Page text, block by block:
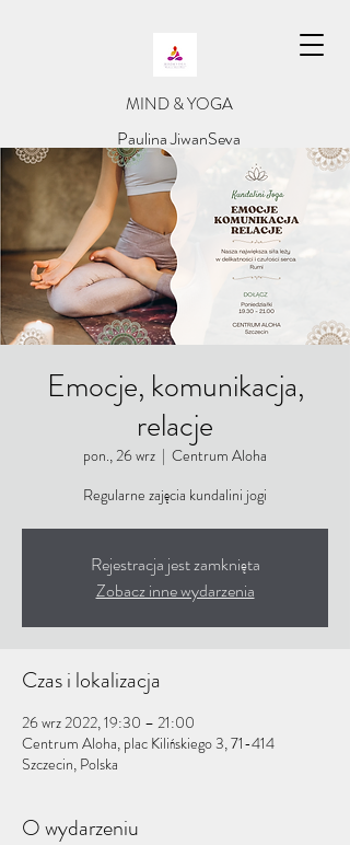
​MIND & YOGA
​Paulina JiwanSeva
Emocje, komunikacja,
relacje
pon., 26 wrz
  |
Centrum Aloha
Regularne zajęcia kundalini jogi
Rejestracja jest zamknięta
Zobacz inne wydarzenia
Czas i lokalizacja
26 wrz 2022, 19:30 – 21:00
Centrum Aloha, plac Kilińskiego 3, 71-414
Szczecin, Polska
O wydarzeniu